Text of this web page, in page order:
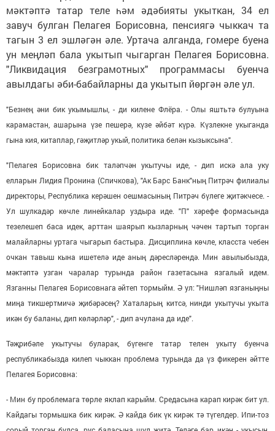
мәктәптә татар теле һәм әдәбияты укыткан, 34 ел
завуч булган Пелагея Борисовна, пенсиягә чыккач та
тагын 3 ел эшләгән әле. Уртача алганда, гомере буена
ун меңләп бала укытып чыгарган Пелагея Борисовна.
"Ликвидация безграмотных" программасы буенча
авылдагы әби-бабайларны да укытып йөргән әле ул.
"Безнең әни бик укымышлы, - ди килене Флёра. - Олы яштьтә булуына
карамастан, ашарына үзе пешерә, күзе әйбәт күрә. Күзлекне укыганда
гына кия, китаплар, гәҗитләр укый, политика белән кызыксына".
"Пелагея Борисовна бик таләпчән укытучы иде, - дип искә ала уку
елларын Лидия Пронина (Спичкова), "Ак Барс Банк"ның Питрәч филиалы
директоры, Республика керәшен оешмасының Питрәч бүлеге җитәкчесе. -
Ул шулкадәр көчле линейкалар уздыра иде. "П" хәрефе формасында
тезелешеп баса идек, арттан шаярып кызларның чәчен тартып торган
малайларны уртага чыгарып бастыра. Дисциплина көчле, класста чебен
очкан тавыш кына ишетелә иде аның дәресләрендә. Мин авылыбызда,
мәктәптә узган чаралар турында район газетасына язгалый идем.
Язганны Пелагея Борисовнага әйтеп тормыйм. Ә ул: "Нишләп язганыңны
миңа тикшертмичә җибәрәсең? Хаталарың китсә, нинди укытучы укыта
икән бу баланы, дип көләрләр", - дип ачулана да иде".
Тәҗрибәле укытучы буларак, бүгенге татар телен укыту буенча
республикабызда килеп чыккан проблема турында да үз фикерен әйтте
Пелагея Борисовна:
- Мин бу проблемага төрле яклап карыйм. Средасына карап кирәк бит ул.
Кайдагы тормышка бик кирәк. Ә кайда бик үк кирәк тә түгелдер. Ипи-тоз